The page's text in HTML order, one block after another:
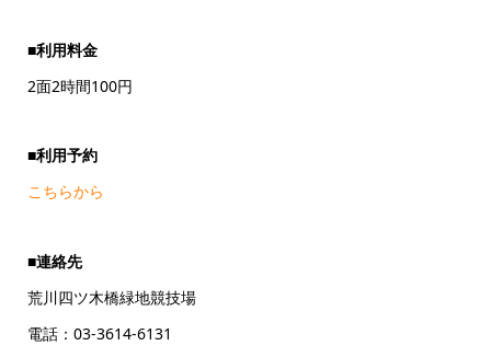
■利用料金
2面2時間100円
■利用予約
こちらから
■連絡先
荒川四ツ木橋緑地競技場
電話：03-3614-6131